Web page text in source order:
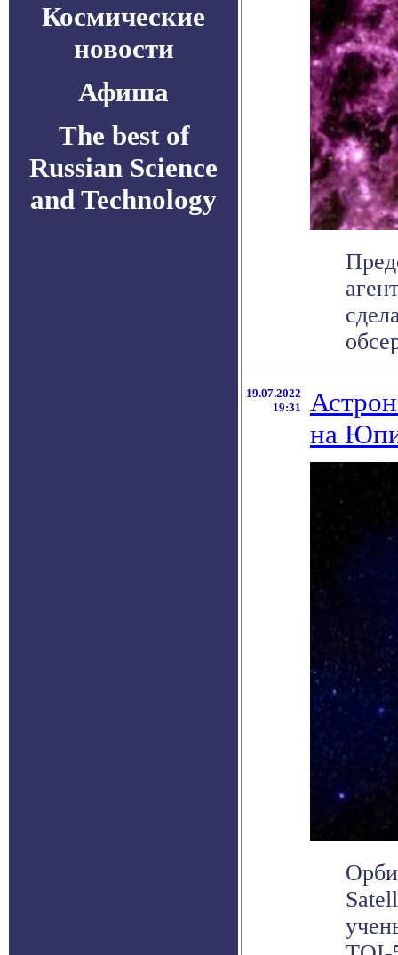
Космические
новости
Афиша
The best of
Russian Science
and Technology
19.07.2022
19:31
на